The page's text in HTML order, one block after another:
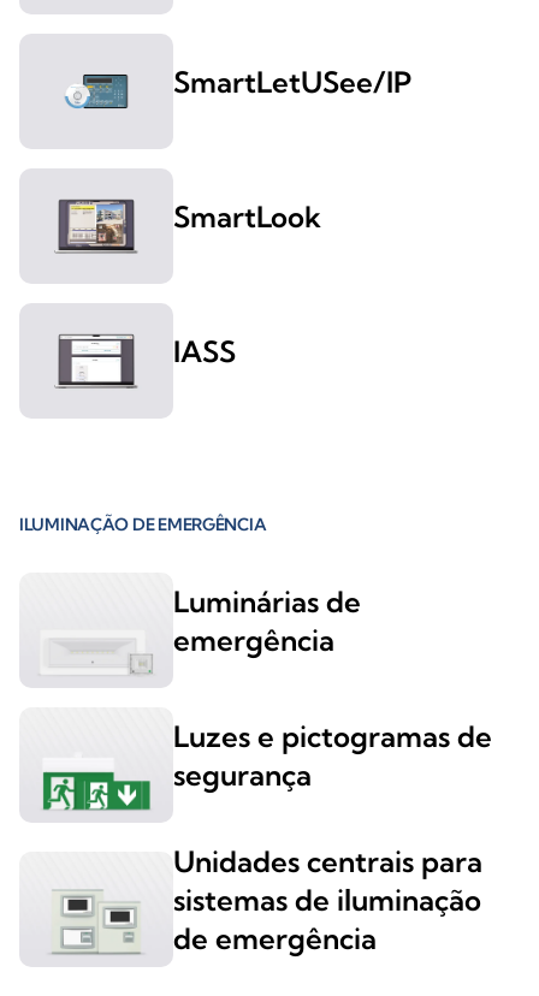
SmartLetUSee/IP
SmartLook
IASS
ILUMINAÇÃO DE EMERGÊNCIA
Luminárias de
emergência
Luzes e pictogramas de
segurança
Unidades centrais para
sistemas de iluminação
de emergência